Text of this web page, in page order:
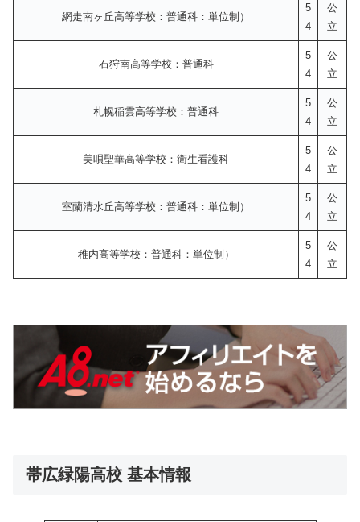
網走南ヶ丘高等学校：普通科：単位制）
5
4
公
立
石狩南高等学校：普通科
5
4
公
立
札幌稲雲高等学校：普通科
5
4
公
立
美唄聖華高等学校：衛生看護科
5
4
公
立
室蘭清水丘高等学校：普通科：単位制）
5
4
公
立
稚内高等学校：普通科：単位制）
5
4
公
立
帯広緑陽高校 基本情報